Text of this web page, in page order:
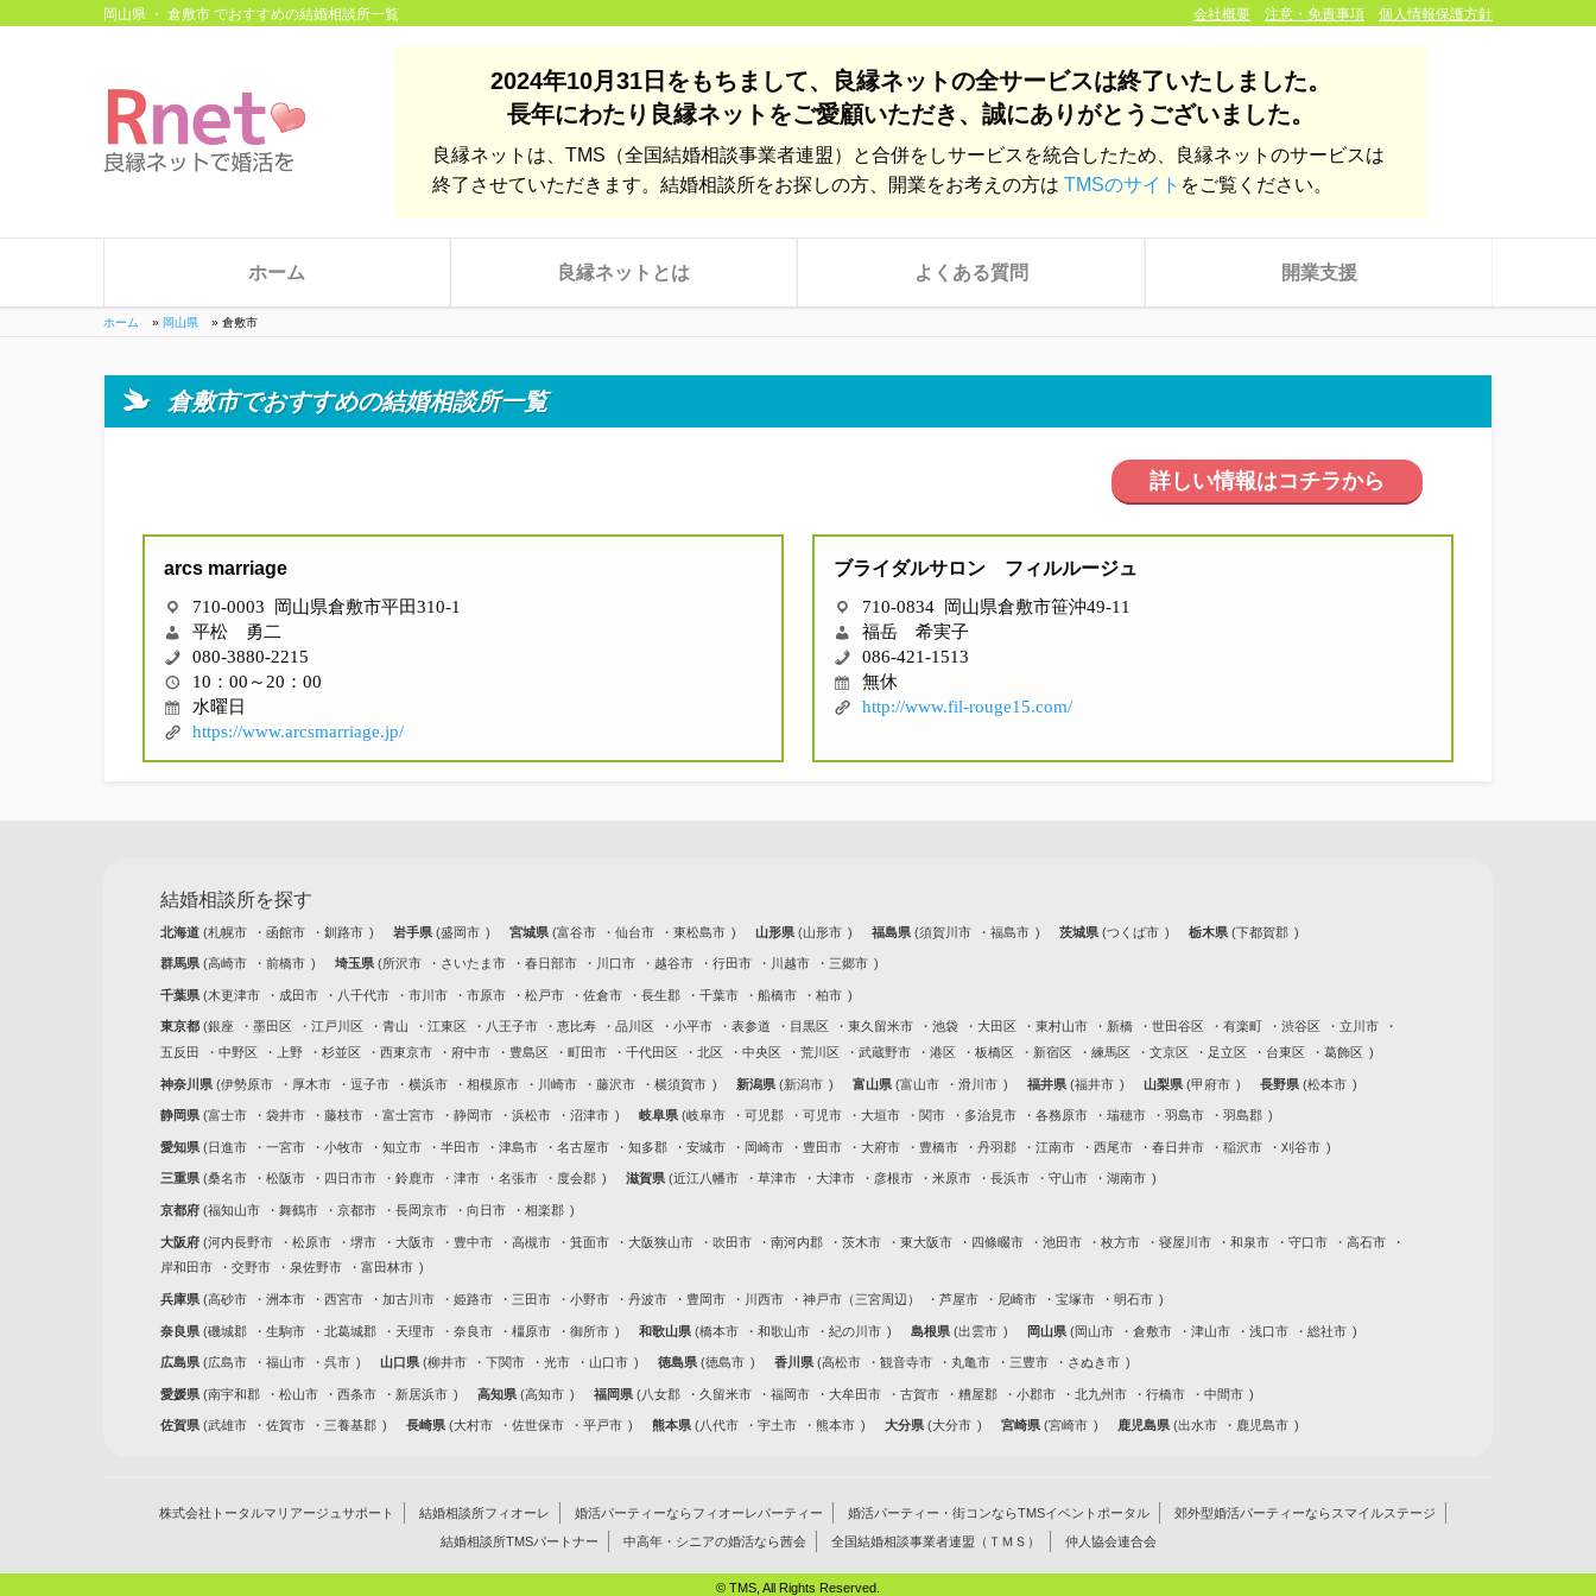
岡山県 ・ 倉敷市 でおすすめの結婚相談所一覧 会社概要 注意・免責事項 個人情報保護方針
2024年10月31日をもちまして、
良縁ネットの全サービスは終了いたしました。
長年にわたり良縁ネットをご愛顧いただき、 誠にありがとうございました。
良縁ネットは、TMS（全国結婚相談事業者連盟）と合併をしサービスを統合したため、良縁ネットのサービスは
終了させていただきます。結婚相談所をお探しの方、開業をお考えの方は TMSのサイト をご覧ください。
ホーム 良縁ネットとは よくある質問 開業支援
ホーム » 岡山県 » 倉敷市
倉敷市でおすすめの結婚相談所一覧
詳しい情報はコチラから
arcs marriage
710-0003 岡山県倉敷市平田310-1
平松 勇二
080-3880-2215
10：00～20：00
水曜日
https://www.arcsmarriage.jp/
ブライダルサロン フィルルージュ
710-0834 岡山県倉敷市笹沖49-11
福岳 希実子
086-421-1513
無休
http://www.fil-rouge15.com/
結婚相談所を探す
北海道 札幌市 函館市 釧路市 岩手県 盛岡市 宮城県 富谷市 仙台市 東松島市 山形県 山形市 福島県 須賀川市 福島市 茨城県 つくば市 栃木県 下都賀郡
群馬県 高崎市 前橋市 埼玉県 所沢市 さいたま市 春日部市 川口市 越谷市 行田市 川越市 三郷市
千葉県 木更津市 成田市 八千代市 市川市 市原市 松戸市 佐倉市 長生郡 千葉市 船橋市 柏市
東京都 銀座 墨田区 江戸川区 青山 江東区 八王子市 恵比寿 品川区 小平市 表参道 目黒区 東久留米市 池袋 大田区 東村山市 新橋 世田谷区 有楽町 渋谷区
立川市
五反田
中野区 上野 杉並区 西東京市 府中市 豊島区 町田市 千代田区 北区 中央区 荒川区 武蔵野市 港区 板橋区 新宿区 練馬区 文京区 足立区 台東区 葛飾区
神奈川県 伊勢原市 厚木市 逗子市 横浜市 相模原市 川崎市 藤沢市 横須賀市 新潟県 新潟市 富山県 富山市 滑川市 福井県 福井市 山梨県 甲府市 長野県 松本市
静岡県 富士市 袋井市 藤枝市 富士宮市 静岡市 浜松市 沼津市 岐阜県 岐阜市 可児郡 可児市 大垣市 関市 多治見市 各務原市 瑞穂市 羽島市 羽島郡
愛知県 日進市 一宮市 小牧市 知立市 半田市 津島市 名古屋市 知多郡 安城市 岡崎市 豊田市 大府市 豊橋市 丹羽郡 江南市 西尾市 春日井市 稲沢市 刈谷市
三重県 桑名市 松阪市 四日市市 鈴鹿市 津市 名張市 度会郡 滋賀県 近江八幡市 草津市 大津市 彦根市 米原市 長浜市 守山市 湖南市
京都府 福知山市 舞鶴市 京都市 長岡京市 向日市 相楽郡
大阪府 河内長野市 松原市 堺市 大阪市 豊中市 高槻市 箕面市 大阪狭山市 吹田市 南河内郡 茨木市 東大阪市 四條畷市 池田市 枚方市 寝屋川市 和泉市 守口市
高石市
岸和田市
交野市 泉佐野市 富田林市
兵庫県 高砂市 洲本市 西宮市 加古川市 姫路市 三田市 小野市 丹波市 豊岡市 川西市 神戸市（三宮周辺） 芦屋市 尼崎市 宝塚市 明石市
奈良県 磯城郡 生駒市 北葛城郡 天理市 奈良市 橿原市 御所市 和歌山県 橋本市 和歌山市 紀の川市 島根県 出雲市 岡山県 岡山市 倉敷市 津山市 浅口市 総社市
広島県 広島市 福山市 呉市 山口県 柳井市 下関市 光市 山口市 徳島県 徳島市 香川県 高松市 観音寺市 丸亀市 三豊市 さぬき市
愛媛県 南宇和郡 松山市 西条市 新居浜市 高知県 高知市 福岡県 八女郡 久留米市 福岡市 大牟田市 古賀市 糟屋郡 小郡市 北九州市 行橋市 中間市
佐賀県 武雄市 佐賀市 三養基郡 長崎県 大村市 佐世保市 平戸市 熊本県 八代市 宇土市 熊本市 大分県 大分市 宮崎県 宮崎市 鹿児島県 出水市 鹿児島市
株式会社トータルマリアージュサポート 結婚相談所フィオーレ 婚活パーティーならフィオーレパーティー 婚活パーティー・街コンならTMSイベントポータル
郊外型婚活パーティーならスマイルステージ
結婚相談所TMSパートナー
中高年・シニアの婚活なら茜会 全国結婚相談事業者連盟（ＴＭＳ） 仲人協会連合会
© TMS, All Rights Reserved.